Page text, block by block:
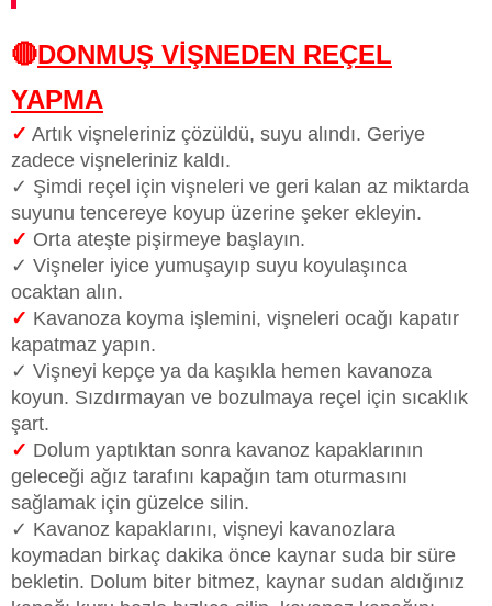
🔴DONMUŞ VİŞNEDEN REÇEL
YAPMA
✓ Artık vişneleriniz çözüldü, suyu alındı. Geriye
zadece vişneleriniz kaldı.
✓ Şimdi reçel için vişneleri ve geri kalan az miktarda
suyunu tencereye koyup üzerine şeker ekleyin.
✓ Orta ateşte pişirmeye başlayın.
✓ Vişneler iyice yumuşayıp suyu koyulaşınca
ocaktan alın.
✓ Kavanoza koyma işlemini, vişneleri ocağı kapatır
kapatmaz yapın.
✓ Vişneyi kepçe ya da kaşıkla hemen kavanoza
koyun. Sızdırmayan ve bozulmaya reçel için sıcaklık
şart.
✓ Dolum yaptıktan sonra kavanoz kapaklarının
geleceği ağız tarafını kapağın tam oturmasını
sağlamak için güzelce silin.
✓ Kavanoz kapaklarını, vişneyi kavanozlara
koymadan birkaç dakika önce kaynar suda bir süre
bekletin. Dolum biter bitmez, kaynar sudan aldığınız